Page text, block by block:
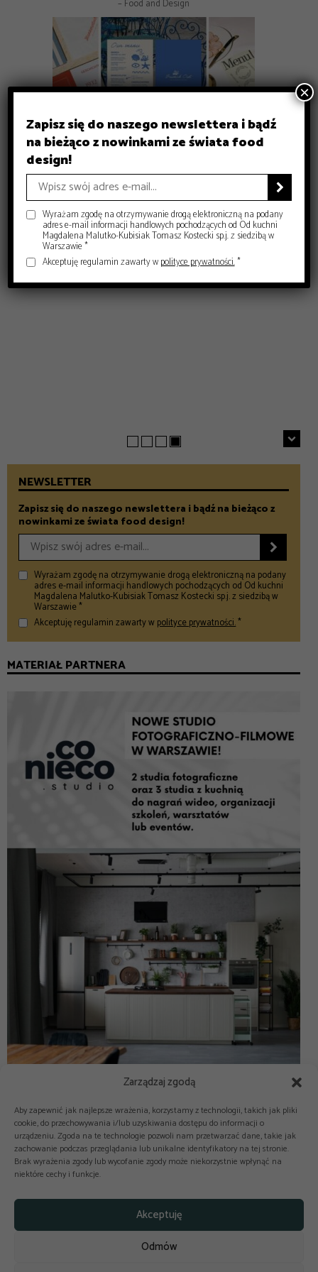
Zarządzaj zgodą
Aby zapewnić jak najlepsze wrażenia, korzystamy z technologii, takich jak pliki
cookie, do przechowywania i/lub uzyskiwania dostępu do informacji o
urządzeniu. Zgoda na te technologie pozwoli nam przetwarzać dane, takie jak
zachowanie podczas przeglądania lub unikalne identyfikatory na tej stronie.
Brak wyrażenia zgody lub wycofanie zgody może niekorzystnie wpłynąć na
niektóre cechy i funkcje.
Akceptuję
Odmów
Gdzie zjeść w Krakowie? 8 miejsc, które warto znać
– Food and Design
GASTRONOMIA
Michelin Guide Polska 2026 – historyczna gala w Krakowie
– Food and Design
Czy sushi przestało być luksusem? Co dziś decyduje o jego
jakości?
– Food and Design
– Food and Design
Jak projektować menu dla restauracji, żeby naprawdę
sprzedawało?
– Food and Design
NEWSLETTER
Zapisz się do naszego newslettera i bądź na bieżąco z
nowinkami ze świata food design!

Wyrażam zgodę na otrzymywanie drogą elektroniczną na podany
adres e-mail informacji handlowych pochodzących od Od kuchni
Magdalena Malutko-Kubisiak Tomasz Kostecki sp.j. z siedzibą w
Warszawie *
Akceptuję regulamin zawarty wpolityce prywatności.*
MATERIAŁ PARTNERA
Copyright © 2025-2026 odkuchni.co
Polityka prywatności
Regulamin
Reklama
Zapisz się do naszego newslettera i bądź
na bieżąco z nowinkami ze świata food
design!

Wyrażam zgodę na otrzymywanie drogą elektroniczną na podany
adres e-mail informacji handlowych pochodzących od Od kuchni
Magdalena Malutko-Kubisiak Tomasz Kostecki sp.j. z siedzibą w
Warszawie *
Akceptuję regulamin zawarty wpolityce prywatności.*
×